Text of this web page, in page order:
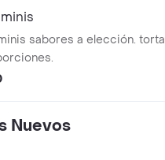
sabores a elección. torta
Nuevos